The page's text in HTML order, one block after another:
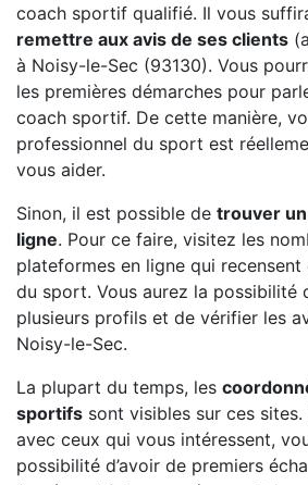
coach sportif qualifié. Il vous
remettre aux avis de ses clients
à Noisy-le-Sec (93130). Vous
les premières démarches pour
coach sportif. De cette manière,
professionnel du sport est
vous aider.
Sinon, il est possible de trouver un
ligne. Pour ce faire, visitez les
plateformes en ligne qui
du sport. Vous aurez la possibilité
plusieurs profils et de vérifier les
Noisy-le-Sec.
La plupart du temps, les
sportifs sont visibles sur ces
avec ceux qui vous intéressent,
possibilité d’avoir de premiers